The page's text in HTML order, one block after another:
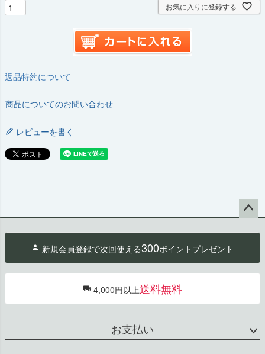
お気に入りに登録する
返品特約について
商品についてのお問い合わせ
レビューを書く
ジト
へ
新規会員登録で次回使える300ポイントプレゼント
4,000円以上送料無料
お支払い